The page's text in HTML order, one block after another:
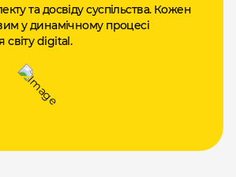
та досвіду суспільства. Кожен
у динамічному процесі
світу digital.